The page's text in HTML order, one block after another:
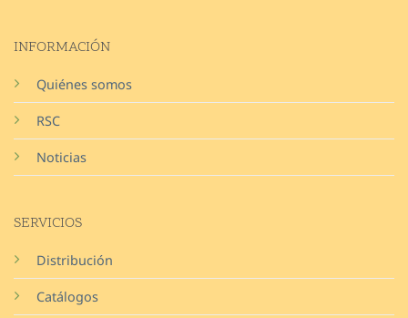
INFORMACIÓN
Quiénes somos
RSC
Noticias
SERVICIOS
Distribución
Catálogos